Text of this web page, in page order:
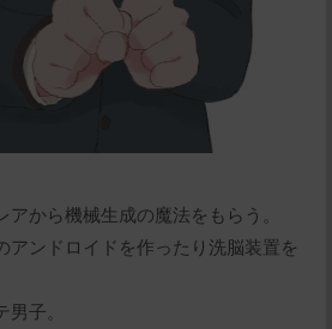
から機械生成の魔法をもらう。
アンドロイドを作ったり洗脳装置を
子。